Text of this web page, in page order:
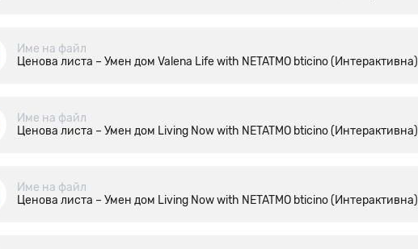
Име на файл
Ценова листа – Умен дом Valena Life with NETATMO bticino (Интерактивна)
Име на файл
Ценова листа – Умен дом Living Now with NETATMO bticino (Интерактивна)
Име на файл
Ценова листа – Умен дом Living Now with NETATMO bticino (Интерактивна)